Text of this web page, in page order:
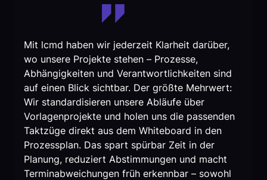
Mit lcmd haben wir jederzeit Klarheit darüber,
wo unsere Projekte stehen – Prozesse,
Abhängigkeiten und Verantwortlichkeiten sind
auf einen Blick sichtbar. Der größte Mehrwert:
Wir standardisieren unsere Abläufe über
Vorlagenprojekte und holen uns die passenden
Taktzüge direkt aus dem Whiteboard in den
Prozessplan. Das spart spürbar Zeit in der
Planung, reduziert Abstimmungen und macht
Terminabweichungen früh erkennbar – sowohl